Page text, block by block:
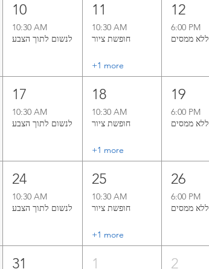
10
10:30 AM
לנשום‭ ‬לתוך‭ ‬הצבע
11
10:30 AM
חופשת ציור
+1 more
12
6:00 PM
17
10:30 AM
לנשום‭ ‬לתוך‭ ‬הצבע
18
10:30 AM
חופשת ציור
+1 more
19
6:00 PM
24
10:30 AM
לנשום‭ ‬לתוך‭ ‬הצבע
25
10:30 AM
חופשת ציור
+1 more
26
6:00 PM
31 1 2